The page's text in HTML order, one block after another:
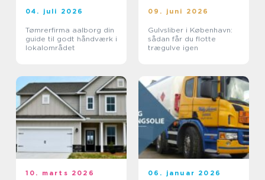
04. juli 2026
Tømrerfirma aalborg din
guide til godt håndværk i
lokalområdet
09. juni 2026
Gulvsliber i København:
sådan får du flotte
trægulve igen
10. marts 2026 06. januar 2026